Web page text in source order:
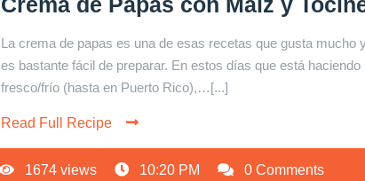
La crema de papas es una de esas recetas que gusta mucho
es bastante fácil de preparar. En estos días que está haciendo
fresco/frío (hasta en Puerto Rico),…[...]
Read Full Recipe
1674 views 10:20 PM 0 Comments